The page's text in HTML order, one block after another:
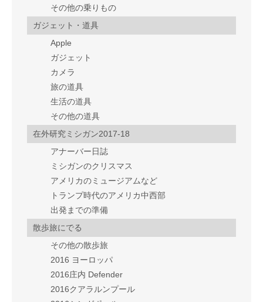
その他の乗りもの
ガジェット・道具
Apple
ガジェット
カメラ
旅の道具
生活の道具
その他の道具
在外研究ミシガン2017-18
アナーバー日誌
ミシガンのクリスマス
アメリカのミュージアムなど
トランプ時代のアメリカ中西部
出発までの準備
散歩旅にでる
その他の散歩旅
2016 ヨーロッパ
2016庄内 Defender
2016クアラルンプール